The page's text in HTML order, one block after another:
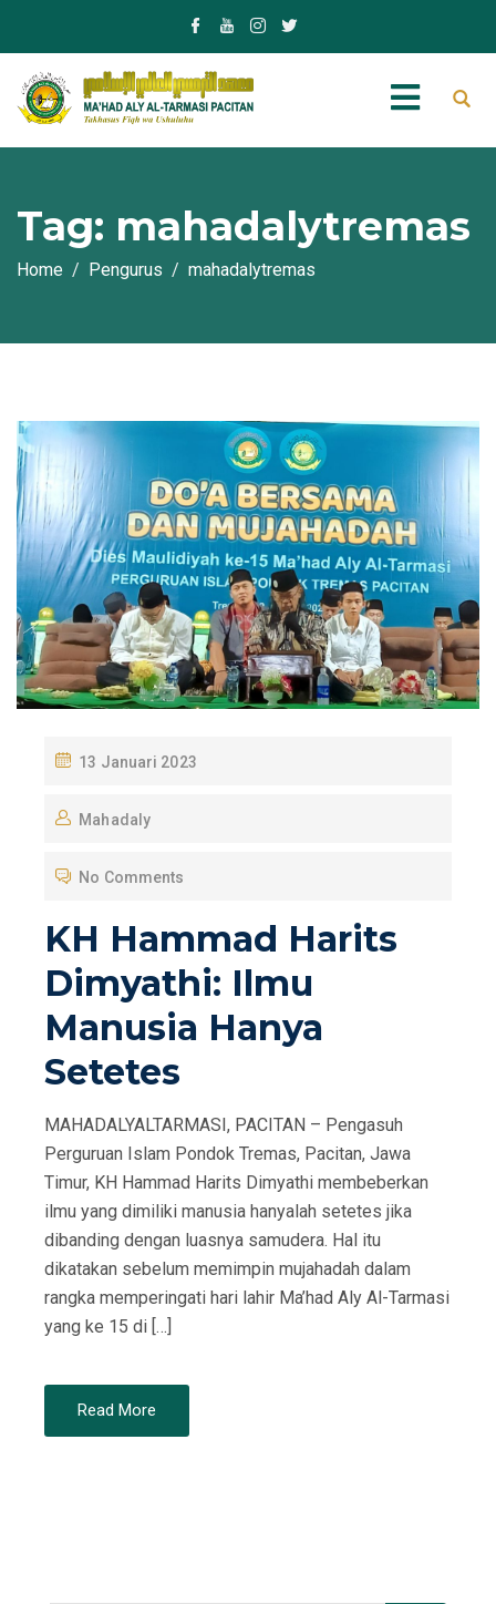
Tag: mahadalytremas
Home Pengurus mahadalytremas
P
S
E
O
N
13 Januari 2023
Mahadaly
No Comments
KH Hammad Harits
Dimyathi: Ilmu
Manusia Hanya
Setetes
MAHADALYALTARMASI, PACITAN – Pengasuh
Perguruan Islam Pondok Tremas, Pacitan, Jawa
Timur, KH Hammad Harits Dimyathi membeberkan
ilmu yang dimiliki manusia hanyalah setetes jika
dibanding dengan luasnya samudera. Hal itu
dikatakan sebelum memimpin mujahadah dalam
rangka memperingati hari lahir Ma’had Aly Al-Tarmasi
yang ke 15 di […]
Read More